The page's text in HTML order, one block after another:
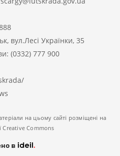
вул.Лесі Українки, 35
(0332) 777 900
на цьому сайті розміщені на
Creative Commons
в